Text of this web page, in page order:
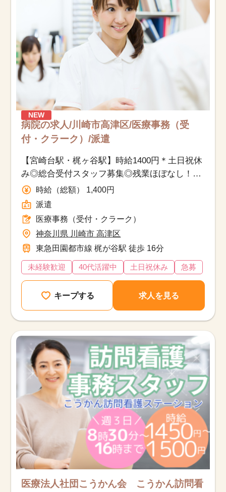
NEW
病院の求人/川崎市高津区/医療事務（受
付・クラーク）/派遣
【宮崎台駅・梶ヶ谷駅】時給1400円＊土日祝休
み◎総合受付スタッフ募集◎残業ほぼなし！未
経験・無資格OK♪
時給（総額） 1,400円
派遣
医療事務（受付・クラーク）
神奈川県 川崎市 高津区
東急田園都市線 梶が谷駅 徒歩 16分
未経験歓迎 40代活躍中 土日祝休み 急募
キープする 求人を見る
医療法人社団こうかん会 こうかん訪問看